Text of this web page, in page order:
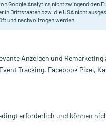
inkl. MwSt. zzgl. Versandkosten
DHU - Einzelmittel
Homöopathisches Arzneimittel.
PZN:
Hersteller:
Google Analytics nicht zwingend den
in Drittstaaten bzw. die USA nicht
und nachvollzogen werden.
Anzeigen und Remarketing
Tracking, Facebook Pixel,
erforderlich und können